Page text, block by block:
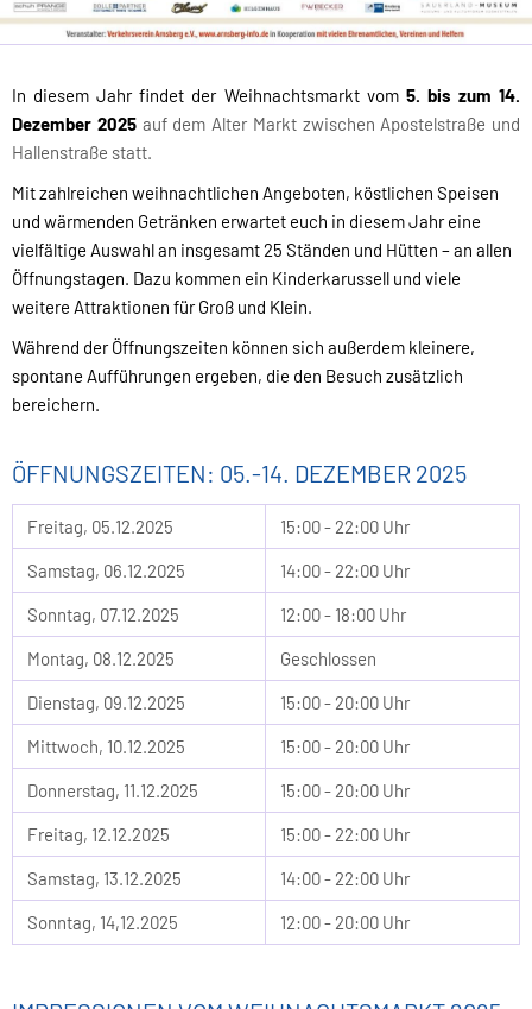
In diesem Jahr findet der Weihnachtsmarkt vom 5. bis zum 14.
Dezember 2025 auf dem Alter Markt zwischen Apostelstraße und
Hallenstraße statt.
Mit zahlreichen weihnachtlichen Angeboten, köstlichen Speisen
und wärmenden Getränken erwartet euch in diesem Jahr eine
vielfältige Auswahl an insgesamt 25 Ständen und Hütten – an allen
Öffnungstagen. Dazu kommen ein Kinderkarussell und viele
weitere Attraktionen für Groß und Klein.
Während der Öffnungszeiten können sich außerdem kleinere,
spontane Aufführungen ergeben, die den Besuch zusätzlich
bereichern.
ÖFFNUNGSZEITEN: 05.-14. DEZEMBER 2025
Freitag, 05.12.2025 15:00 - 22:00 Uhr
Samstag, 06.12.2025 14:00 - 22:00 Uhr
Sonntag, 07.12.2025 12:00 - 18:00 Uhr
Montag, 08.12.2025 Geschlossen
Dienstag, 09.12.2025 15:00 - 20:00 Uhr
Mittwoch, 10.12.2025 15:00 - 20:00 Uhr
Donnerstag, 11.12.2025 15:00 - 20:00 Uhr
Freitag, 12.12.2025 15:00 - 22:00 Uhr
Samstag, 13.12.2025 14:00 - 22:00 Uhr
Sonntag, 14,12.2025 12:00 - 20:00 Uhr